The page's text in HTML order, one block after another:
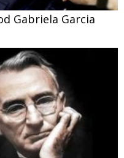
Gabriela Garcia